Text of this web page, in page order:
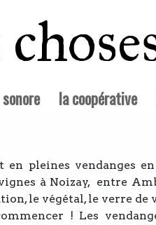
la coopérative
en pleines vendanges
à Noizay, entre
le végétal, le verre de
! Les